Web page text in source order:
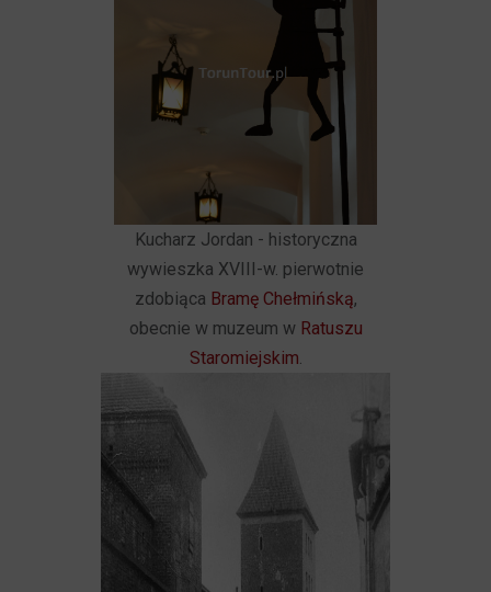
Kucharz Jordan - historyczna
wywieszka XVIII-w. pierwotnie
zdobiąca Bramę Chełmińską,
obecnie w muzeum w Ratuszu
Staromiejskim.